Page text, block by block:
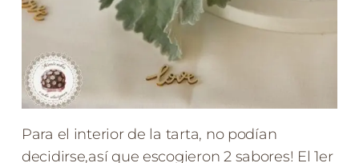
Para el interior de la tarta, no podían
decidirse,así que escogieron 2 sabores! El 1er